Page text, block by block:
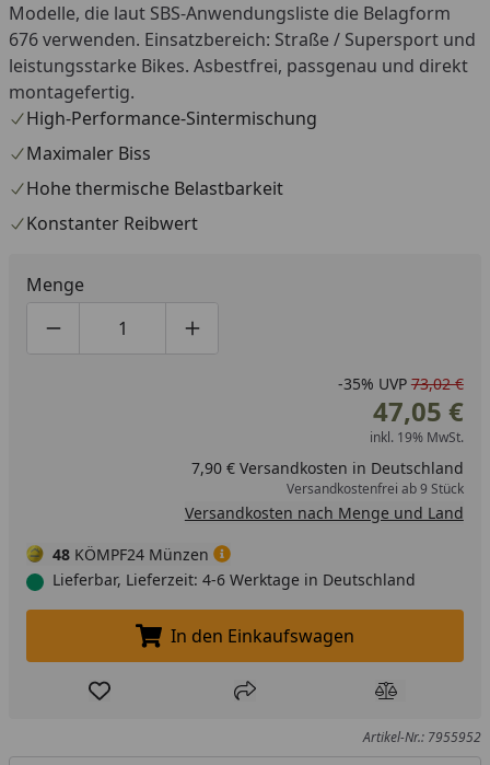
Modelle, die laut SBS-Anwendungsliste die Belagform
676 verwenden. Einsatzbereich: Straße / Supersport und
leistungsstarke Bikes. Asbestfrei, passgenau und direkt
montagefertig.
High-Performance-Sintermischung
Maximaler Biss
Hohe thermische Belastbarkeit
Konstanter Reibwert
Menge
Produktmenge um eins verringern
Produktmenge manuell eingeben
Produktmenge um eins erhöhen
-35% UVP 73,02 €
47,05 €
inkl. 19% MwSt.
7,90 € Versandkosten in Deutschland
Versandkostenfrei ab 9 Stück
Versandkosten nach Menge und Land
48 KÖMPF24 Münzen
Lieferbar, Lieferzeit: 4-6 Werktage in Deutschland
In den Einkaufswagen legen
In den Einkaufswagen
Produkt zur Wunschliste hinzufügen
Teilen Produkt
Artikel-Nr.: 7955952